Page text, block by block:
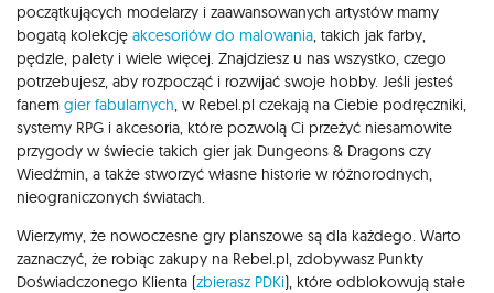
początkujących modelarzy i zaawansowanych artystów mamy
bogatą kolekcję akcesoriów do malowania, takich jak farby,
pędzle, palety i wiele więcej. Znajdziesz u nas wszystko, czego
potrzebujesz, aby rozpocząć i rozwijać swoje hobby. Jeśli jesteś
fanem gier fabularnych, w Rebel.pl czekają na Ciebie podręczniki,
systemy RPG i akcesoria, które pozwolą Ci przeżyć niesamowite
przygody w świecie takich gier jak Dungeons & Dragons czy
Wiedźmin, a także stworzyć własne historie w różnorodnych,
nieograniczonych światach.
Wierzymy, że nowoczesne gry planszowe są dla każdego. Warto
zaznaczyć, że robiąc zakupy na Rebel.pl, zdobywasz Punkty
Doświadczonego Klienta (zbierasz PDKi), które odblokowują stałe